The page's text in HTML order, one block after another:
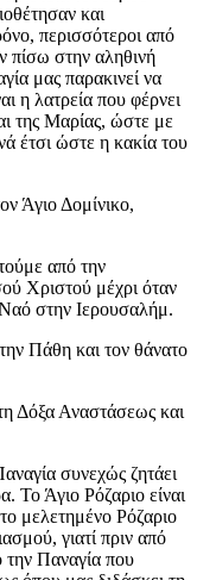
και
περισσότεροι από
πίσω στην αληθινή
μας παρακινεί να
η λατρεία που φέρνει
της Μαρίας, ώστε με
έτσι ώστε η κακία του
Άγιο Δομίνικο,
από την
Χριστού μέχρι όταν
στην Ιερουσαλήμ.
Πάθη και τον θάνατο
Δόξα Αναστάσεως και
συνεχώς ζητάει
Το Άγιο Ρόζαριο είναι
μελετημένο Ρόζαριο
γιατί πριν από
Παναγία που